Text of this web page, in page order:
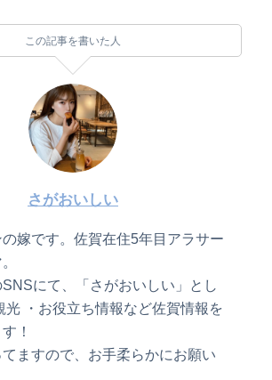
この記事を書いた人
さがおいしい
嫁です。佐賀在住5年目アラサー
にて、「さがおいしい」とし
光 ・お役立ち情報など佐賀情報を
！
ますので、お手柔らかにお願い